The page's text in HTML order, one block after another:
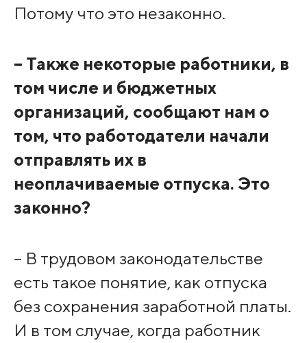
Потому что это незаконно.
– Также некоторые работники, в
том числе и бюджетных
организаций, сообщают нам о
том, что работодатели начали
отправлять их в
неоплачиваемые отпуска. Это
законно?
– В трудовом законодательстве
есть такое понятие, как отпуска
без сохранения заработной платы.
И в том случае, когда работник